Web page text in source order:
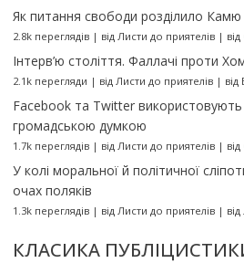
Як питання свободи розділило Камю
2.8k переглядів| від Листи до приятелів|
Інтерв’ю століття. Фаллачі проти
2.1k перегляди | від Листи до приятелів|
Facebook та Twitter використовують
громадською думкою
1.7k переглядів| від Листи до приятелів|
У колі моральної й політичної
очах поляків
1.3k переглядів| від Листи до приятелів|
КЛАСИКА